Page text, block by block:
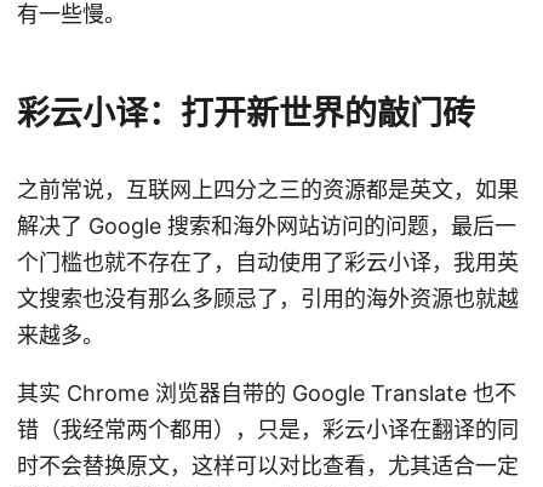
有一些慢。
彩云小译：打开新世界的敲门砖
之前常说，互联网上四分之三的资源都是英文，如果
解决了 Google 搜索和海外网站访问的问题，最后一
个门槛也就不存在了，自动使用了彩云小译，我用英
文搜索也没有那么多顾忌了，引用的海外资源也就越
来越多。
其实 Chrome 浏览器自带的 Google Translate 也不
错（我经常两个都用），只是，彩云小译在翻译的同
时不会替换原文，这样可以对比查看，尤其适合一定